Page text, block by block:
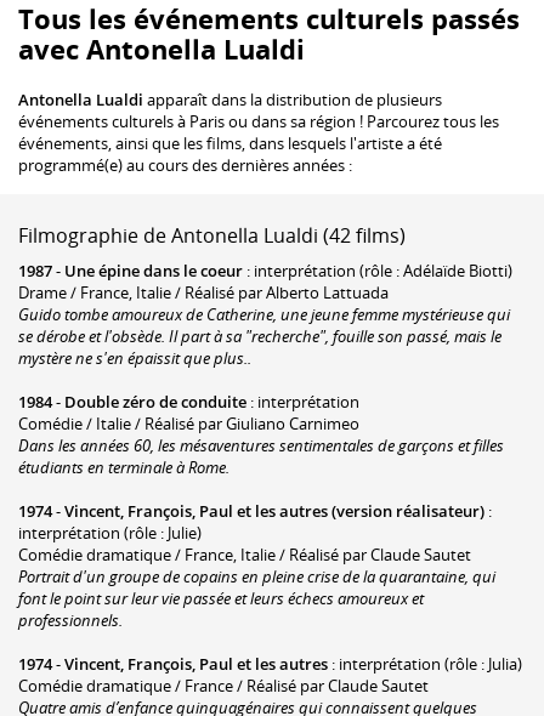
Tous les événements culturels passés
avec Antonella Lualdi
Antonella Lualdi apparaît dans la distribution de plusieurs
événements culturels à Paris ou dans sa région ! Parcourez tous les
événements, ainsi que les films, dans lesquels l'artiste a été
programmé(e) au cours des dernières années :
Filmographie de Antonella Lualdi (42 films)
1987- Une épine dans le coeur : interprétation (rôle : Adélaïde Biotti)
Drame / France, Italie / Réalisé par Alberto Lattuada
Guido tombe amoureux de Catherine, une jeune femme mystérieuse qui
se dérobe et l'obsède. Il part à sa "recherche", fouille son passé, mais le
mystère ne s'en épaissit que plus..
1984- Double zéro de conduite : interprétation
Comédie / Italie / Réalisé par Giuliano Carnimeo
Dans les années 60, les mésaventures sentimentales de garçons et filles
étudiants en terminale à Rome.
1974-Vincent, François, Paul et les autres (version réalisateur) :
interprétation (rôle : Julie)
Comédie dramatique / France, Italie / Réalisé par Claude Sautet
Portrait d'un groupe de copains en pleine crise de la quarantaine, qui
font le point sur leur vie passée et leurs échecs amoureux et
professionnels.
1974-Vincent, François, Paul et les autres : interprétation (rôle : Julia)
Comédie dramatique / France / Réalisé par Claude Sautet
Quatre amis d’enfance quinquagénaires qui connaissent quelques